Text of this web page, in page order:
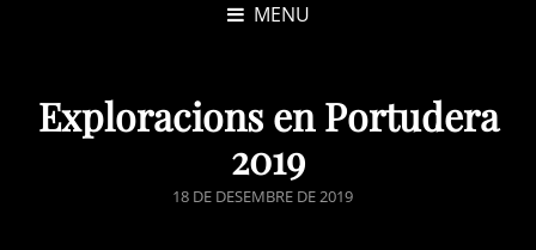
MENU
Exploracions en Portudera
2019
POSTED
18 DE DESEMBRE DE 2019